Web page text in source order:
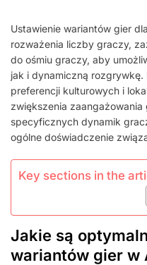
Ustawienie wariantów gier
rozważenia liczby graczy,
do ośmiu graczy, aby
jak i dynamiczną rozgrywkę.
preferencji kulturowych i
zwiększenia
specyficznych dynamik
ogólne doświadczenie
Key sections in the
Jakie są
wariantów gier w